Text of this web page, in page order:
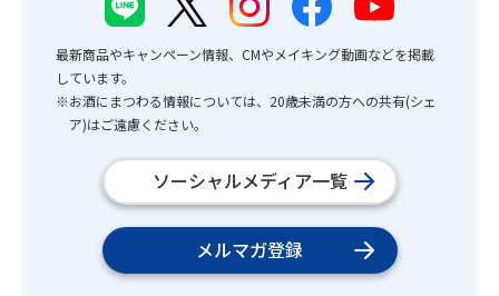
最新商品やキャンペーン情報、CMやメイキング動画などを掲載
しています。
※お酒にまつわる情報については、20歳未満の方への共有(シェ
ア)はご遠慮ください。
ソーシャルメディア一覧
メルマガ登録